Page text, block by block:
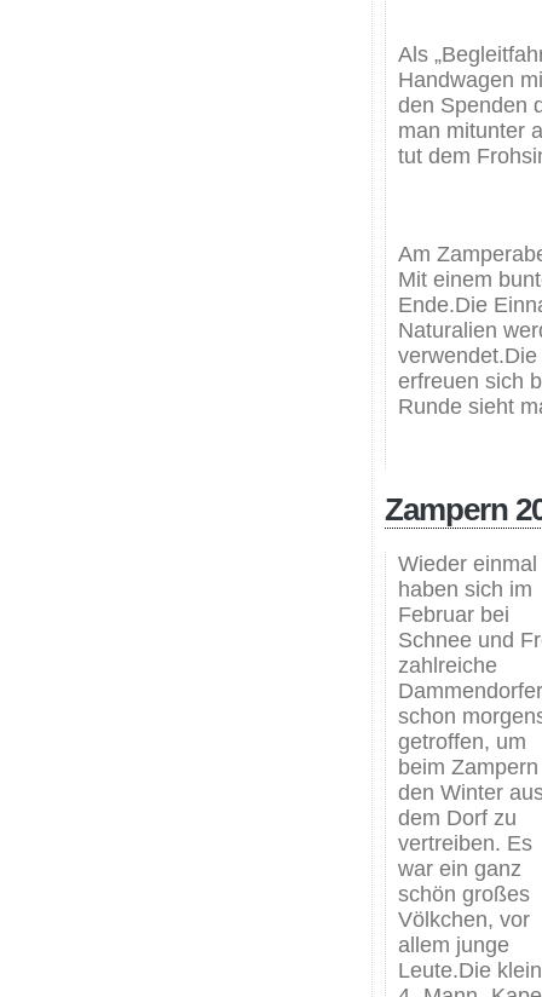
Als
Handwagen
den Spenden
man mitunter
tut dem
Am
Mit einem
Ende.Die
Naturalien
erfreuen sich
Runde sieht
Zampern
Wieder einmal
haben sich im
Februar bei
Schnee und
zahlreiche
Dammendorfer
schon
getroffen, um
beim Zampern
den Winter
dem Dorf zu
vertreiben. Es
war ein ganz
schön großes
Völkchen, vor
allem junge
Leute.Die